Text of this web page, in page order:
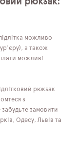
можливо
а також
можливі
рюкзак
з
замовити
Одесу, Львів та